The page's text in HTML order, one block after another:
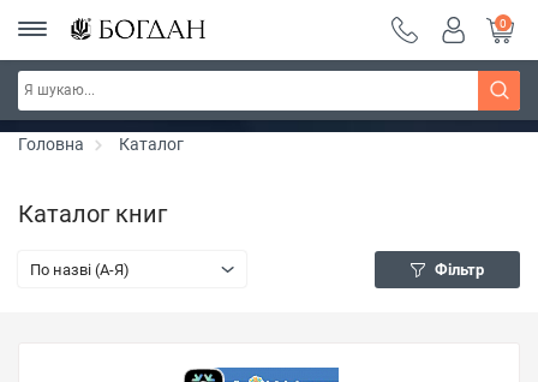
РОЗПРОДАЖ ~ 150 грн ~ 200 грн ~ 250 грн ~
300 грн ~ РОЗПРОДАЖ
Дізнатись більше
0
Головна Каталог
Каталог книг
По назві (A-Я) Фільтр